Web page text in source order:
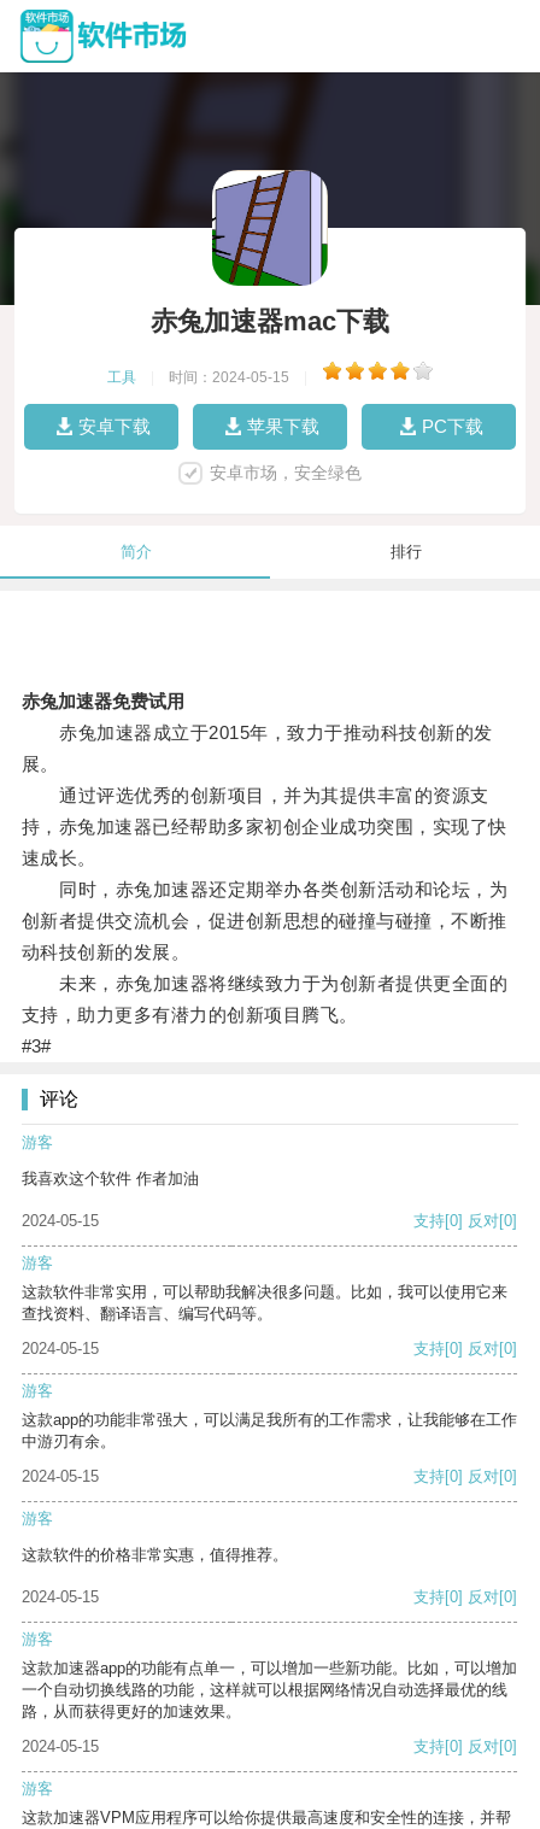
赤兔加速器mac下载
工具 时间：2024-05-15
安卓下载 苹果下载 PC下载
安卓市场，安全绿色
简介 排行
赤兔加速器免费试用
赤兔加速器成立于2015年，致力于推动科技创新的发
展。
通过评选优秀的创新项目，并为其提供丰富的资源支
持，赤兔加速器已经帮助多家初创企业成功突围，实现了快
速成长。
同时，赤兔加速器还定期举办各类创新活动和论坛，为
创新者提供交流机会，促进创新思想的碰撞与碰撞，不断推
动科技创新的发展。
未来，赤兔加速器将继续致力于为创新者提供更全面的
支持，助力更多有潜力的创新项目腾飞。
#3#
评论
游客
我喜欢这个软件 作者加油
2024-05-15 支持[0] 反对[0]
游客
这款软件非常实用，可以帮助我解决很多问题。比如，我可以使用它来
查找资料、翻译语言、编写代码等。
2024-05-15
支持[0] 反对[0]
游客
这款app的功能非常强大，可以满足我所有的工作需求，让我能够在工作
中游刃有余。
2024-05-15
支持[0] 反对[0]
游客
这款软件的价格非常实惠，值得推荐。
2024-05-15 支持[0] 反对[0]
游客
这款加速器app的功能有点单一，可以增加一些新功能。比如，可以增加
一个自动切换线路的功能，这样就可以根据网络情况自动选择最优的线
路，从而获得更好的加速效果。
2024-05-15
支持[0] 反对[0]
游客
这款加速器VPM应用程序可以给你提供最高速度和安全性的连接，并帮